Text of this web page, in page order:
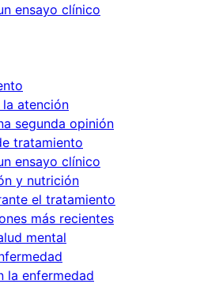
ensayo clínico
atención
segunda opinión
tratamiento
ensayo clínico
y nutrición
el tratamiento
más recientes
mental
la enfermedad